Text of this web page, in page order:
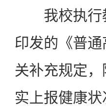
我校执行教
印发的《普
关补充规定
实上报健康